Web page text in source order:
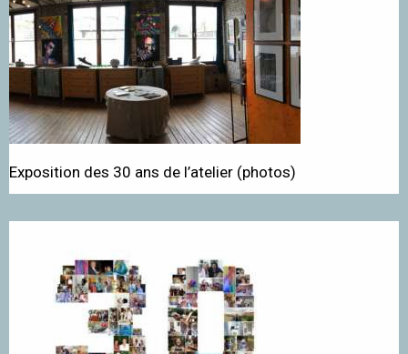
Exposition des 30 ans de l’atelier (photos)